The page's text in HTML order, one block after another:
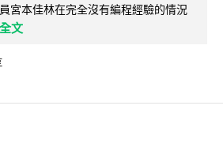
宮本佳林在完全沒有編程經驗的情況
文